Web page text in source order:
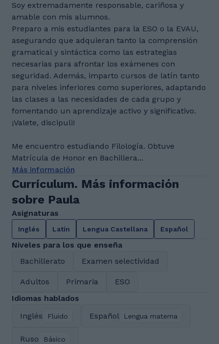
Soy extremadamente responsable, cariñosa y
amable con mis alumnos.
Preparo a mis estudiantes para la ESO o la EVAU,
asegurando que adquieran tanto la comprensión
gramatical y sintáctica como las estrategias
necesarias para afrontar los exámenes con
seguridad. Además, imparto cursos de latín tanto
para niveles inferiores como superiores, adaptando
las clases a las necesidades de cada grupo y
fomentando un aprendizaje activo y significativo.
¡Valete, discipuli!
Me encuentro estudiando Filología. Obtuve
Matrícula de Honor en Bachillera...
Más información
Currículum. Más información
sobre Paula
Asignaturas
Inglés Latín Lengua Castellana Español
Niveles para los que enseña
Bachillerato
Examen selectividad
Adultos Primaria
ESO
Idiomas hablados
Inglés
Fluido Español Lengua materna
Ruso Básico